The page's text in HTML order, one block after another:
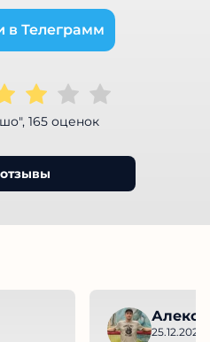
Телеграмм
165 оценок
25.12.2023